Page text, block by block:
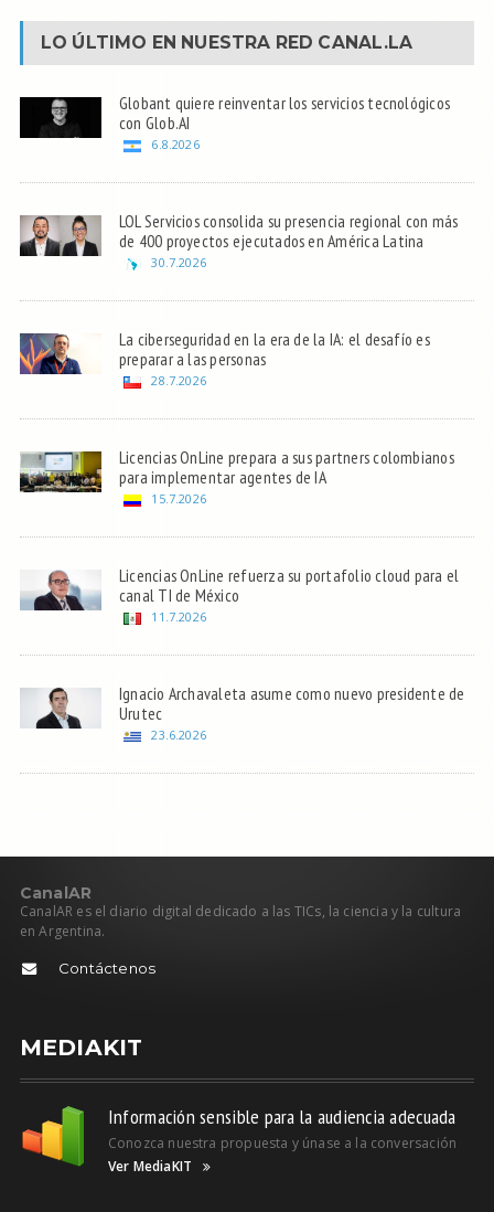
LO ÚLTIMO EN NUESTRA RED CANAL.LA
Globant quiere reinventar los servicios tecnológicos
con Glob.AI
6.8.2026
LOL Servicios consolida su presencia regional con más
de 400 proyectos ejecutados en América Latina
30.7.2026
La ciberseguridad en la era de la IA: el desafío es
preparar a las personas
28.7.2026
Licencias OnLine prepara a sus partners colombianos
para implementar agentes de IA
15.7.2026
Licencias OnLine refuerza su portafolio cloud para el
canal TI de México
11.7.2026
Ignacio Archavaleta asume como nuevo presidente de
Urutec
23.6.2026
CanalAR
CanalAR es el diario digital dedicado a las TICs, la ciencia y la cultura
en Argentina.
Contáctenos
MEDIAKIT
Información sensible para la audiencia adecuada
Conozca nuestra propuesta y únase a la conversación
Ver MediaKIT